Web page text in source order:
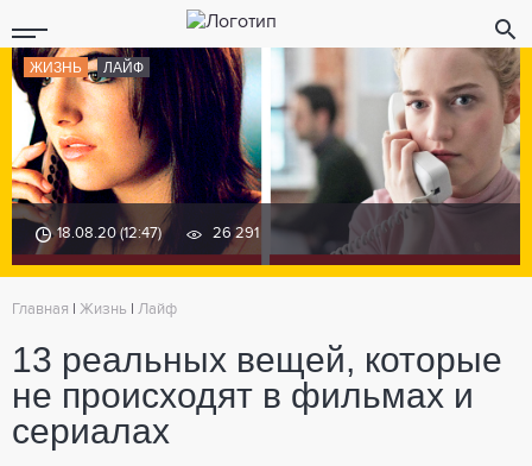
ЖИЗНЬ ЛАЙФ
18.08.20 (12:47) 26 291
Главная Жизнь Лайф
13 реальных вещей, которые
не происходят в фильмах и
сериалах